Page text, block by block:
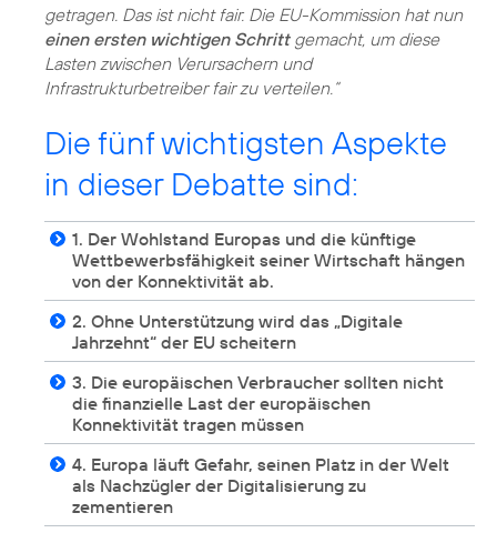
getragen. Das ist nicht fair. Die EU-Kommission hat nun
einen ersten wichtigen Schrittgemacht, um diese
Lasten zwischen Verursachern und
Infrastrukturbetreiber fair zu verteilen.“
Die fünf wichtigsten Aspekte
in dieser Debatte sind:
1. Der Wohlstand Europas und die künftige
Wettbewerbsfähigkeit seiner Wirtschaft hängen
von der Konnektivität ab.
2. Ohne Unterstützung wird das „Digitale
Jahrzehnt“ der EU scheitern
3. Die europäischen Verbraucher sollten nicht
die finanzielle Last der europäischen
Konnektivität tragen müssen
4. Europa läuft Gefahr, seinen Platz in der Welt
als Nachzügler der Digitalisierung zu
zementieren